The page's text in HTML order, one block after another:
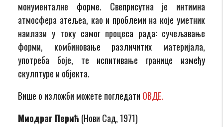
монументалне форме. Свеприсутна је интимна
атмосфера атељеа, као и проблеми на које уметник
наилази у току самог процеса рада: сучељавање
форми, комбиновање различитих материјала,
употреба боје, те испитивање границе између
скулптуре и објекта.
Више о изложби можете погледати ОВДЕ.
Миодраг Перић (Нови Сад, 1971)